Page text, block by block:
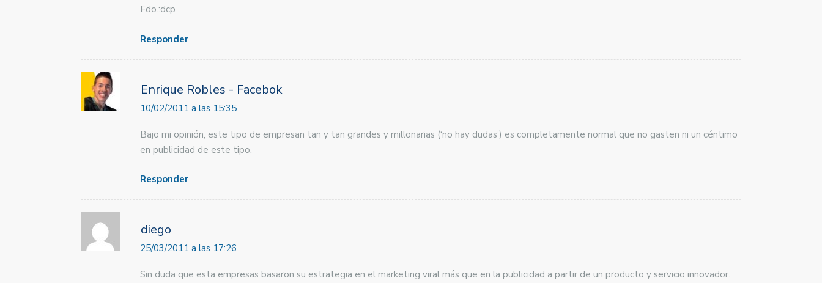
Fdo.:dcp
Responder
Enrique Robles - Facebok
10/02/2011 a las 15:35
Bajo mi opinión, este tipo de empresan tan y tan grandes y millonarias (‘no hay dudas’) es completamente normal que no gasten ni un céntimo
en publicidad de este tipo.
Responder
diego
25/03/2011 a las 17:26
Sin duda que esta empresas basaron su estrategia en el marketing viral más que en la publicidad a partir de un producto y servicio innovador.